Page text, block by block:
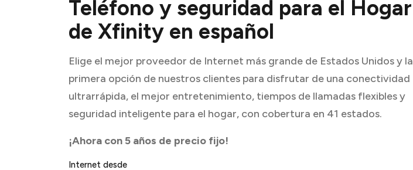
Teléfono y seguridad para el Hogar
de Xfinity en español
Elige el mejor proveedor de Internet más grande de Estados Unidos y la
primera opción de nuestros clientes para disfrutar de una conectividad
ultrarrápida, el mejor entretenimiento, tiempos de llamadas flexibles y
seguridad inteligente para el hogar, con cobertura en 41 estados.
¡Ahora con 5 años de precio fijo!
Internet desde